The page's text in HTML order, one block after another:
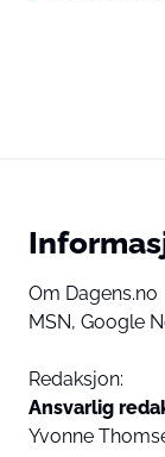
Om Dagens.no
MSN, Google
Redaksjon:
Ansvarlig
Yvonne